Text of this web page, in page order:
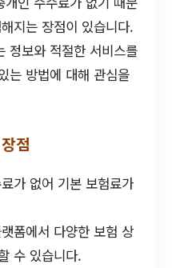
지는 장점이 있습니다.
정보와 적절한 서비스를
는 방법에 대해 관심을
점
가 없어 기본 보험료가
폼에서 다양한 보험 상
수 있습니다.